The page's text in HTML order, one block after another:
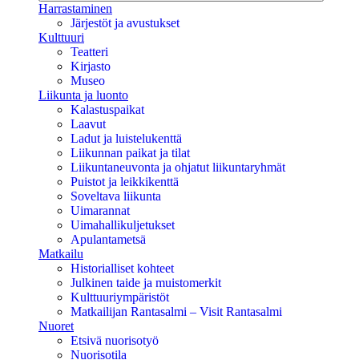
Harrastaminen
Järjestöt ja avustukset
Kulttuuri
Teatteri
Kirjasto
Museo
Liikunta ja luonto
Kalastuspaikat
Laavut
Ladut ja luistelukenttä
Liikunnan paikat ja tilat
Liikuntaneuvonta ja ohjatut liikuntaryhmät
Puistot ja leikkikenttä
Soveltava liikunta
Uimarannat
Uimahallikuljetukset
Apulantametsä
Matkailu
Historialliset kohteet
Julkinen taide ja muistomerkit
Kulttuuriympäristöt
Matkailijan Rantasalmi – Visit Rantasalmi
Nuoret
Etsivä nuorisotyö
Nuorisotila